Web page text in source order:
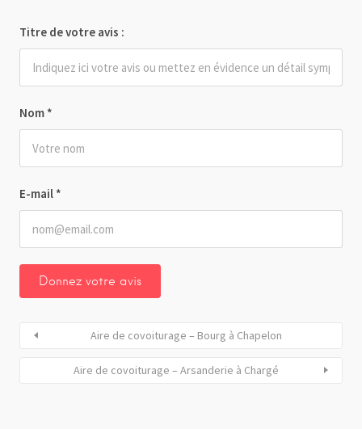
Nom *
E-mail *
Titre de votre avis :
Aire de covoiturage – Bourg à Chapelon
Aire de covoiturage – Arsanderie à Chargé